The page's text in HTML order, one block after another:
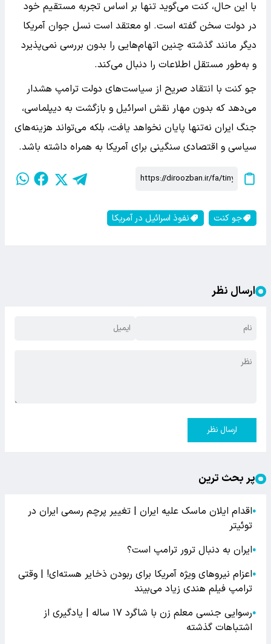
با این حال، کنت می‌گوید تنها بر اساس تجربه مستقیم خود
در دولت سخن گفته است. او معتقد است نسل جوان آمریکا
دیگر مانند گذشته چنین اتهام‌هایی را بدون بررسی نمی‌پذیرد
و به‌طور مستقل اطلاعات را دنبال می‌کند.
جو کنت با انتقاد صریح از سیاست‌های دولت ترامپ هشدار
می‌دهد که بدون مهار نقش اسرائیل و بازگشت به دیپلماسی،
جنگ ایران نه‌تنها پایان نخواهد یافت، بلکه می‌تواند هزینه‌های
سیاسی و اقتصادی سنگینی برای آمریکا به همراه داشته باشد.
جو کنت نفوذ اسرائیل در آمریکا
ارسال نظر
ارسال نظر
پر بحث ترین
●اقدام ایلان ماسک علیه ایران | تغییر پرچم رسمی ایران در
توئیتر
●ایران به دنبال ترور ترامپ است؟
●اعزام نیروهای ویژه آمریکا برای ربودن ذخایر هسته‌ای! | وقتی
ترامپ فیلم هندی زیاد می‌بیند
●
رسوایی جنسی معلم زن با شاگرد ۱۷ ساله | یادگیری از
اشتباهات گذشته